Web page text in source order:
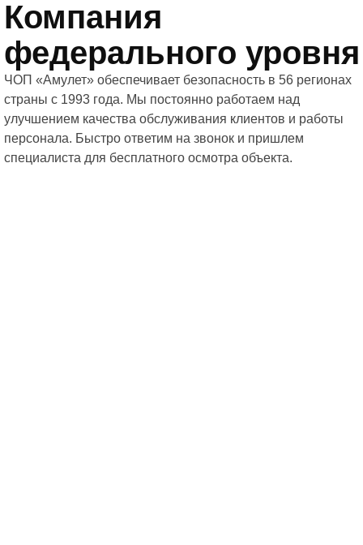
Компания
федерального уровня
ЧОП «Амулет» обеспечивает безопасность в 56 регионах
страны с 1993 года. Мы постоянно работаем над
улучшением качества обслуживания клиентов и работы
персонала. Быстро ответим на звонок и пришлем
специалиста для бесплатного осмотра объекта.